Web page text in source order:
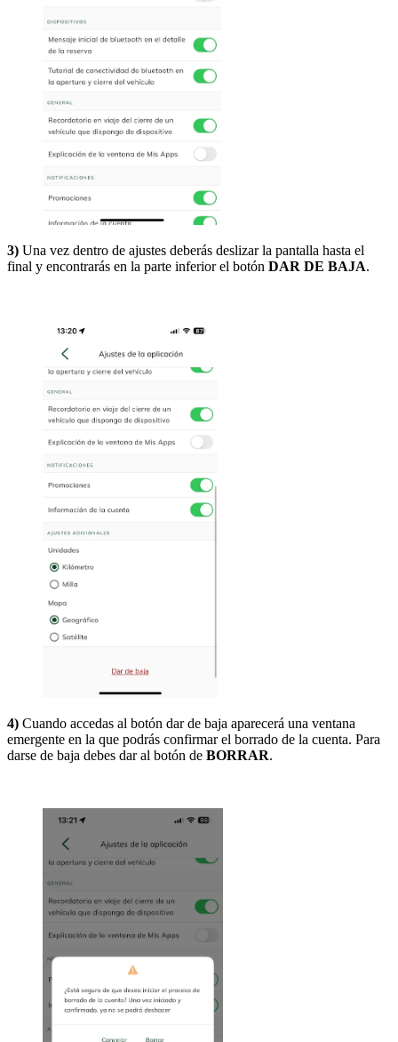
3) Una vez dentro de ajustes deberás deslizar la pantalla hasta el
final y encontrarás en la parte inferior el botón DAR DE BAJA.
4) Cuando accedas al botón dar de baja aparecerá una ventana
emergente en la que podrás confirmar el borrado de la cuenta. Para
darse de baja debes dar al botón de BORRAR.